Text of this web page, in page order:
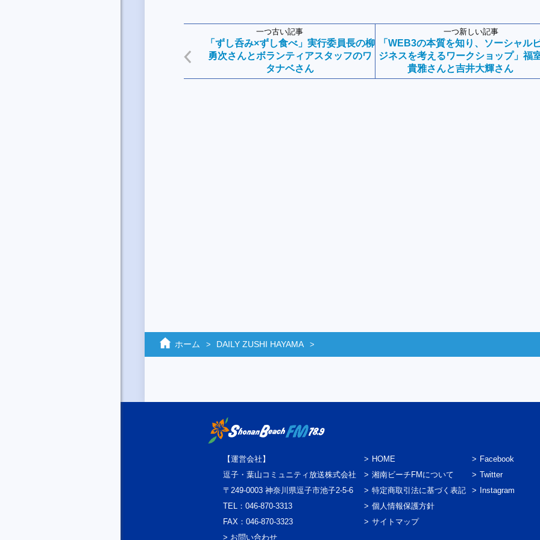
一つ古い記事
「ずし呑み×ずし食べ」実行委員長の柳
勇次さんとボランティアスタッフのワ
タナベさん
一つ新しい記事
「WEB3の本質を知り、ソーシャル
ジネスを考えるワークショップ」福
貴雅さんと吉井大輝さん
ホーム DAILY ZUSHI HAYAMA
【運営会社】
逗子・葉山コミュニティ放送株式会社
〒249-0003 神奈川県逗子市池子2-5-6
TEL：046-870-3313
FAX：046-870-3323
> お問い合わせ
HOME
湘南ビーチFMについて
特定商取引法に基づく表記
個人情報保護方針
サイトマップ
Facebook
Twitter
Instagram